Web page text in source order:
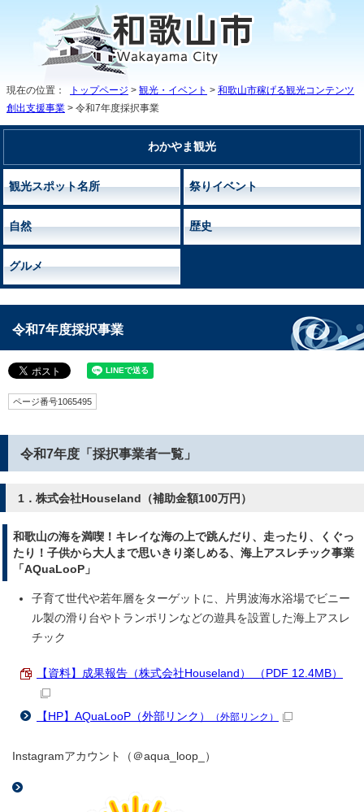
現在の位置： トップページ > 観光・イベント > 和歌山市稼げる観光コンテンツ
創出支援事業 > 令和7年度採択事業
わかやま観光
観光スポット名所 祭りイベント
自然 歴史
グルメ
令和7年度採択事業
ページ番号1065495
令和7年度「採択事業者一覧」
1．株式会社Houseland（補助金額100万円）
和歌山の海を満喫！キレイな海の上で跳んだり、走ったり、くぐっ
たり！子供から大人まで思いきり楽しめる、海上アスレチック事業
「AQuaLooP」
子育て世代や若年層をターゲットに、片男波海水浴場でビニー
ル製の滑り台やトランポリンなどの遊具を設置した海上アスレ
チック
【資料】成果報告（株式会社Houseland） （PDF 12.4MB）
【HP】AQuaLooP（外部リンク） （外部リンク）
Instagramアカウント（＠aqua_loop_）